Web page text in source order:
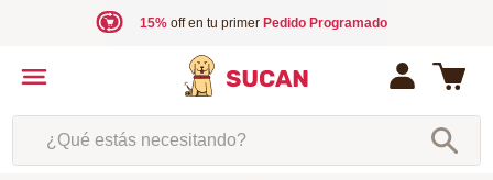
15%off en tu primer Pedido Programado
¿Qué estás necesitando?